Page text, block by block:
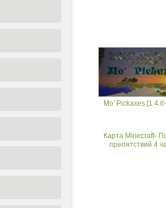
Mo' Pickaxes
Карта Minecraft-
препятствий 4